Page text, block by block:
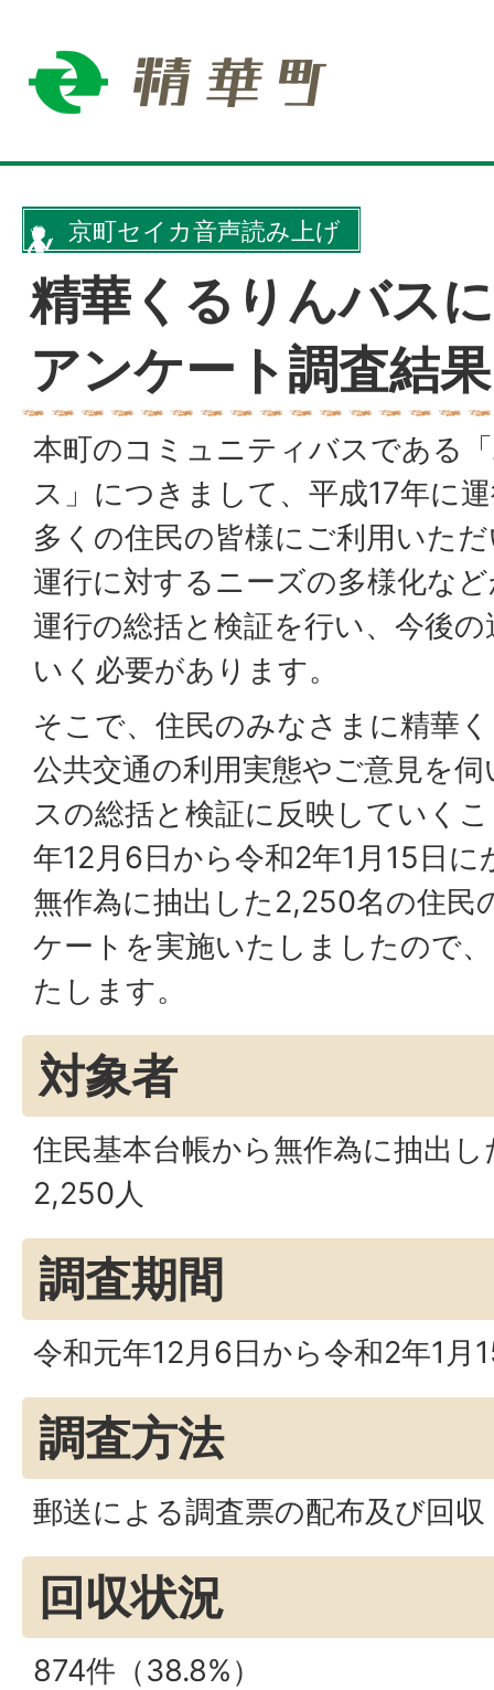
京町セイカ音声読み上げ
精華くるりんバス
アンケート調査結
本町のコミュニティバスである
ス」につきまして、平成17年に
多くの住民の皆様にご利用いた
運行に対するニーズの多様化な
運行の総括と検証を行い、今後
いく必要があります。
そこで、住民のみなさまに精華
公共交通の利用実態やご意見を
スの総括と検証に反映していく
年12月6日から令和2年1月15日
無作為に抽出した2,250名の住民
ケートを実施いたしましたので
たします。
対象者
住民基本台帳から無作為に抽出
2,250人
調査期間
令和元年12月6日から令和2年1月
調査方法
郵送による調査票の配布及び回収
回収状況
874件（38.8%）